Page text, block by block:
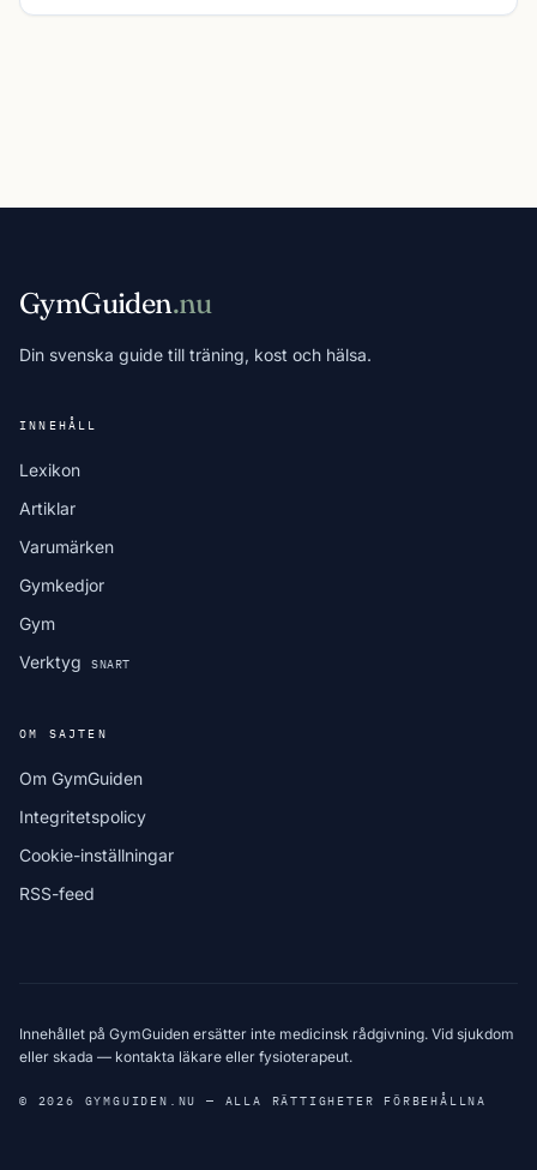
GymGuiden.nu
Din svenska guide till träning, kost och hälsa.
INNEHÅLL
Lexikon
Artiklar
Varumärken
Gymkedjor
Gym
Verktyg
SNART
OM SAJTEN
Om GymGuiden
Integritetspolicy
Cookie-inställningar
RSS-feed
Innehållet på GymGuiden ersätter inte medicinsk rådgivning. Vid sjukdom
eller skada — kontakta läkare eller fysioterapeut.
© 2026 GYMGUIDEN.NU — ALLA RÄTTIGHETER FÖRBEHÅLLNA